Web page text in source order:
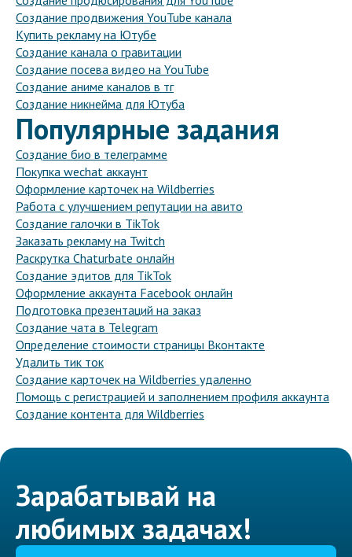
Создание продвижения YouTube канала
Купить рекламу на Ютубе
Создание канала о гравитации
Создание посева видео на YouTube
Создание аниме каналов в тг
Создание никнейма для Ютуба
Популярные задания
Создание био в телеграмме
Покупка wechat аккаунт
Оформление карточек на Wildberries
Работа с улучшением репутации на авито
Создание галочки в TikTok
Заказать рекламу на Twitch
Раскрутка Chaturbate онлайн
Создание эдитов для TikTok
Оформление аккаунта Facebook онлайн
Подготовка презентаций на заказ
Создание чата в Telegram
Определение стоимости страницы Вконтакте
Удалить тик ток
Создание карточек на Wildberries удаленно
Помощь с регистрацией и заполнением профиля аккаунта
Создание контента для Wildberries
Зарабатывай на
любимых задачах!